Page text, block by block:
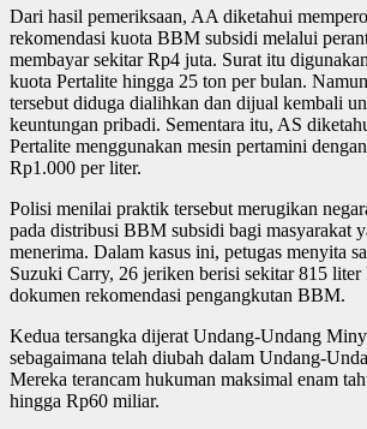
Dari hasil pemeriksaan, AA diketahui
rekomendasi kuota BBM subsidi melalui
membayar sekitar Rp4 juta. Surat itu
kuota Pertalite hingga 25 ton per bulan.
tersebut diduga dialihkan dan dijual kembali
keuntungan pribadi. Sementara itu, AS
Pertalite menggunakan mesin pertamini
Rp1.000 per liter.
Polisi menilai praktik tersebut merugikan
pada distribusi BBM subsidi bagi masyarakat
menerima. Dalam kasus ini, petugas menyita
Suzuki Carry, 26 jeriken berisi sekitar 815 liter
dokumen rekomendasi pengangkutan BBM.
Kedua tersangka dijerat Undang-Undang
sebagaimana telah diubah dalam Undang-
Mereka terancam hukuman maksimal enam
hingga Rp60 miliar.